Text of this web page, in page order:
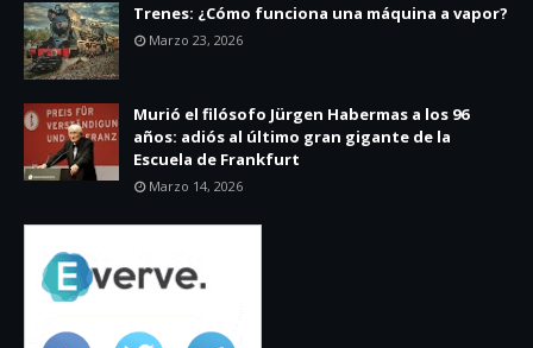
Trenes: ¿Cómo funciona una máquina a vapor?
Marzo 23, 2026
Murió el filósofo Jürgen Habermas a los 96
años: adiós al último gran gigante de la
Escuela de Frankfurt
Marzo 14, 2026